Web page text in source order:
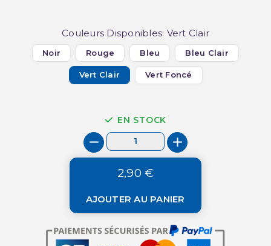
Couleurs Disponibles: Vert Clair
Noir Rouge Bleu Bleu Clair
Vert Clair Vert Foncé
EN STOCK
2,90 €
AJOUTER AU PANIER